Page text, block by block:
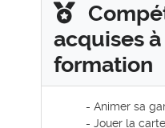
acquises
formation
- Animer sa
- Jouer la